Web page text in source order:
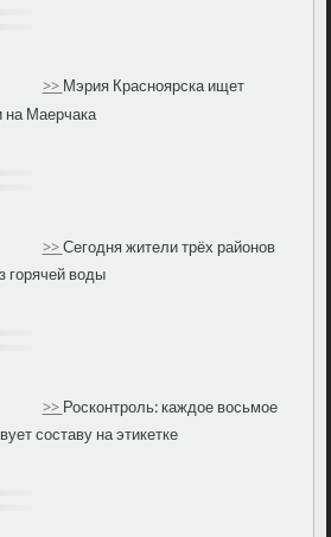
>>Мэрия Красноярска ищет
Маерчака
>>Сегодня жители трёх районов
горячей воды
>>Росконтроль: каждое восьмое
составу на этикетке